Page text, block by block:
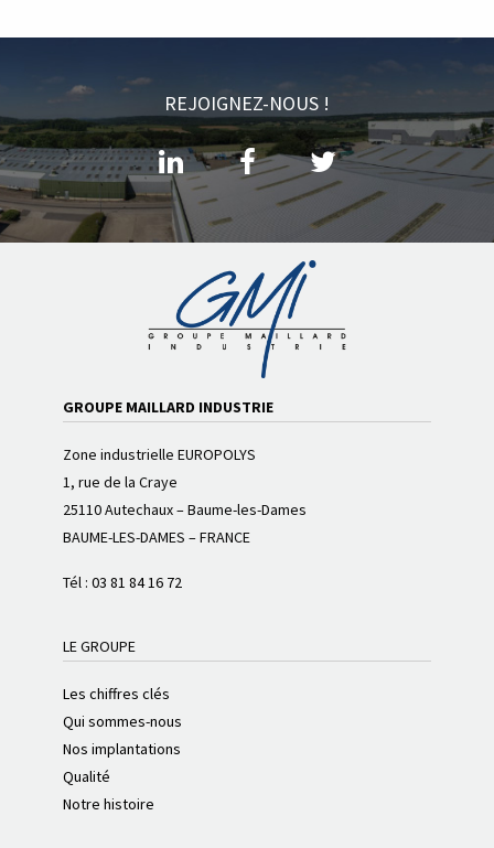
REJOIGNEZ-NOUS !
GROUPE MAILLARD INDUSTRIE
Zone industrielle EUROPOLYS
1, rue de la Craye
25110 Autechaux – Baume-les-Dames
BAUME-LES-DAMES – FRANCE
Tél :03 81 84 16 72
LE GROUPE
Les chiffres clés
Qui sommes-nous
Nos implantations
Qualité
Notre histoire